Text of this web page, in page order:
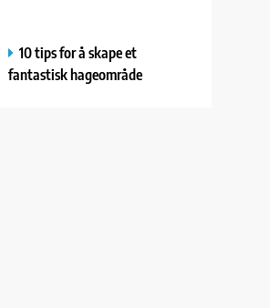
10 tips for å skape et
fantastisk hageområde